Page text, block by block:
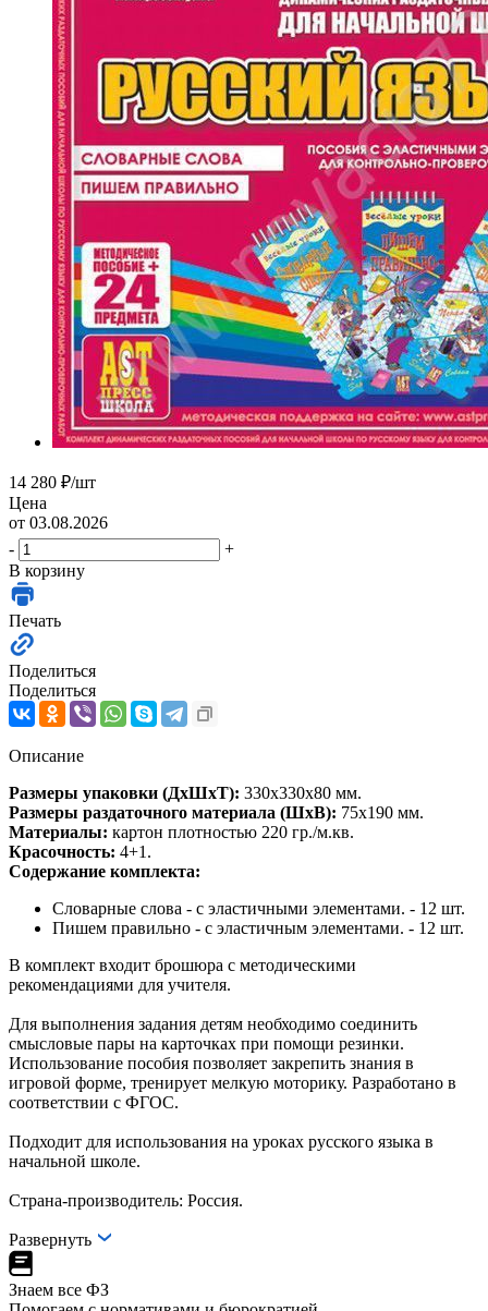
14 280 ₽/шт
Цена
от 03.08.2026
-
+
В корзину
Печать
Поделиться
Поделиться
Описание
Размеры упаковки (ДхШхТ): 330х330х80 мм.
Размеры раздаточного материала (ШхВ): 75х190 мм.
Материалы: картон плотностью 220 гр./м.кв.
Красочность: 4+1.
Содержание комплекта:
Словарные слова - с эластичными элементами. - 12 шт.
Пишем правильно - с эластичным элементами. - 12 шт.
В комплект входит брошюра с методическими
рекомендациями для учителя.
Для выполнения задания детям необходимо соединить
смысловые пары на карточках при помощи резинки.
Использование пособия позволяет закрепить знания в
игровой форме, тренирует мелкую моторику. Разработано в
соответствии с ФГОС.
Подходит для использования на уроках русского языка в
начальной школе.
Страна-производитель: Россия.
Развернуть
Знаем все ФЗ